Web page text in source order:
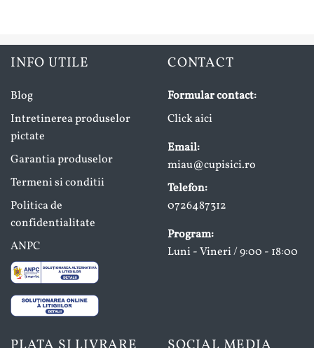
INFO UTILE
Blog
Intretinerea produselor
pictate
Garantia produselor
Termeni si conditii
Politica de
confidentialitate
ANPC
CONTACT
Formular contact:
Click aici
Email:
miau@cupisici.ro
Telefon:
0726487312
Program:
Luni - Vineri / 9:00 - 18:00